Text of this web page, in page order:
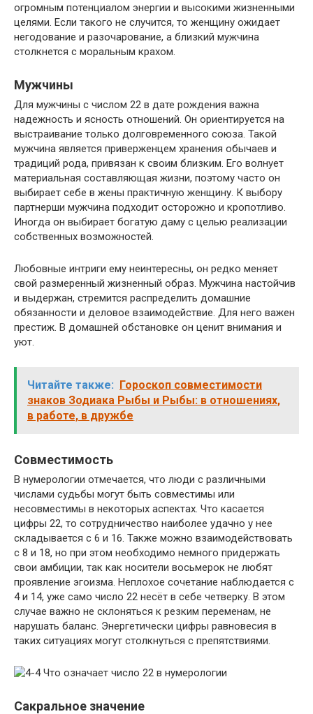
огромным потенциалом энергии и высокими жизненными
целями. Если такого не случится, то женщину ожидает
негодование и разочарование, а близкий мужчина
столкнется с моральным крахом.
Мужчины
Для мужчины с числом 22 в дате рождения важна
надежность и ясность отношений. Он ориентируется на
выстраивание только долговременного союза. Такой
мужчина является приверженцем хранения обычаев и
традиций рода, привязан к своим близким. Его волнует
материальная составляющая жизни, поэтому часто он
выбирает себе в жены практичную женщину. К выбору
партнерши мужчина подходит осторожно и кропотливо.
Иногда он выбирает богатую даму с целью реализации
собственных возможностей.
Любовные интриги ему неинтересны, он редко меняет
свой размеренный жизненный образ. Мужчина настойчив
и выдержан, стремится распределить домашние
обязанности и деловое взаимодействие. Для него важен
престиж. В домашней обстановке он ценит внимания и
уют.
Читайте также: Гороскоп совместимости
знаков Зодиака Рыбы и Рыбы: в отношениях,
в работе, в дружбе
Совместимость
В нумерологии отмечается, что люди с различными
числами судьбы могут быть совместимы или
несовместимы в некоторых аспектах. Что касается
цифры 22, то сотрудничество наиболее удачно у нее
складывается с 6 и 16. Также можно взаимодействовать
с 8 и 18, но при этом необходимо немного придержать
свои амбиции, так как носители восьмерок не любят
проявление эгоизма. Неплохое сочетание наблюдается с
4 и 14, уже само число 22 несёт в себе четверку. В этом
случае важно не склоняться к резким переменам, не
нарушать баланс. Энергетически цифры равновесия в
таких ситуациях могут столкнуться с препятствиями.
Сакральное значение